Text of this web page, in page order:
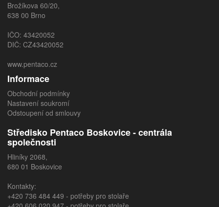
Brožíkova 60/20,
638 00 Brno
IČO: 43420052
DIČ: CZ43420052
www.pentaco.cz
Informace
Obchodní podmínky
Nastavení soukromí
Odstoupení od smlouvy
Středisko Pentaco Boskovice - centrála
společnosti
Hliníky 2068,
680 01 Boskovice
Kontakty:
+420 736 484 449 - potřeby pro stolaře